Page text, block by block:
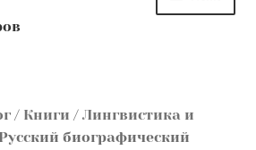
/ Книги / Лингвистика и
Русский биографический